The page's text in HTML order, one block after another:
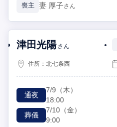
喪主 妻 厚子さん
津田光陽 さん
住所：北七条西
通夜
7/9 （木）
18:00
葬儀
7/10 （金）
9:00